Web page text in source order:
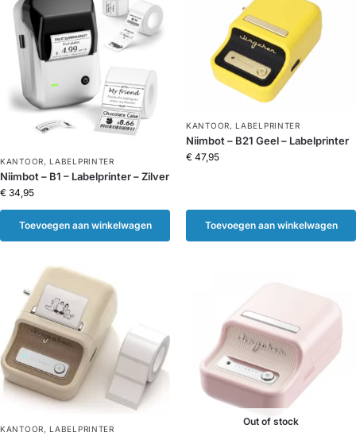
KANTOOR,LABELPRINTER
Niimbot – B1 – Labelprinter – Zilver
€ 34,95
Toevoegen aan winkelwagen
KANTOOR, LABELPRINTER
Niimbot – B21 Geel – Labelprinter
€ 47,95
Toevoegen aan winkelwagen
KANTOOR,LABELPRINTER
Out of stock